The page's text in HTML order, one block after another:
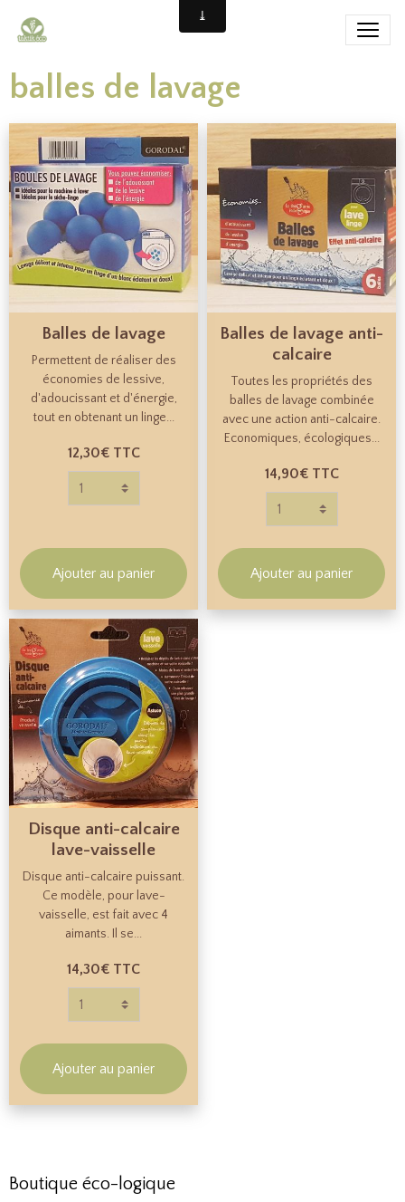
balles de lavage
Balles de lavage
Permettent de réaliser des
économies de lessive,
d'adoucissant et d'énergie,
tout en obtenant un linge...
12,30€ TTC
Ajouter au panier
Balles de lavage anti-
calcaire
Toutes les propriétés des
balles de lavage combinée
avec une action anti-calcaire.
Economiques, écologiques...
14,90€ TTC
Ajouter au panier
Disque anti-calcaire
lave-vaisselle
Disque anti-calcaire puissant.
Ce modèle, pour lave-
vaisselle, est fait avec 4
aimants. Il se...
14,30€ TTC
Ajouter au panier
Boutique éco-logique